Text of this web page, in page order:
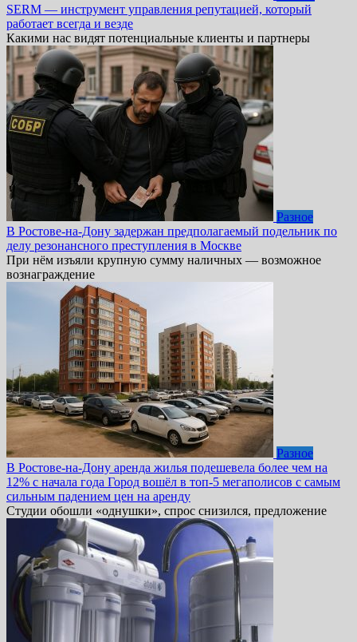
SERM — инструмент управления репутацией, который
работает всегда и везде
Какими нас видят потенциальные клиенты и партнеры
Разное
В Ростове-на-Дону задержан предполагаемый подельник по
делу резонансного преступления в Москве
При нём изъяли крупную сумму наличных — возможное
вознаграждение
Разное
В Ростове-на-Дону аренда жилья подешевела более чем на
12% с начала года Город вошёл в топ-5 мегаполисов с самым
сильным падением цен на аренду
Студии обошли «однушки», спрос снизился, предложение